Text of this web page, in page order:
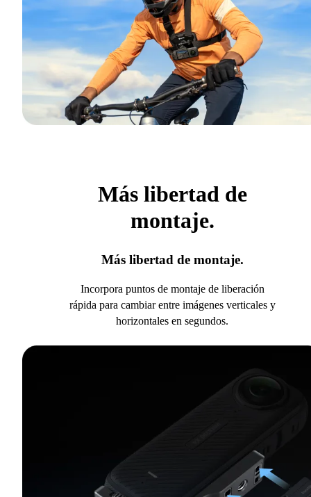
Más libertad de
montaje.
Más libertad de montaje.
Incorpora puntos de montaje de liberación
rápida para cambiar entre imágenes verticales y
horizontales en segundos.